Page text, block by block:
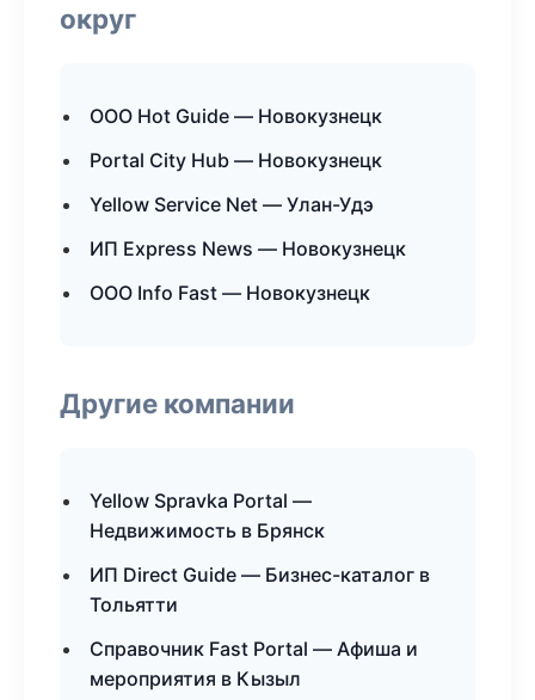
округ
ООО Hot Guide — Новокузнецк
Portal City Hub — Новокузнецк
Yellow Service Net — Улан-Удэ
ИП Express News — Новокузнецк
ООО Info Fast — Новокузнецк
Другие компании
Yellow Spravka Portal —
Недвижимость в Брянск
ИП Direct Guide — Бизнес-каталог в
Тольятти
Справочник Fast Portal — Афиша и
мероприятия в Кызыл